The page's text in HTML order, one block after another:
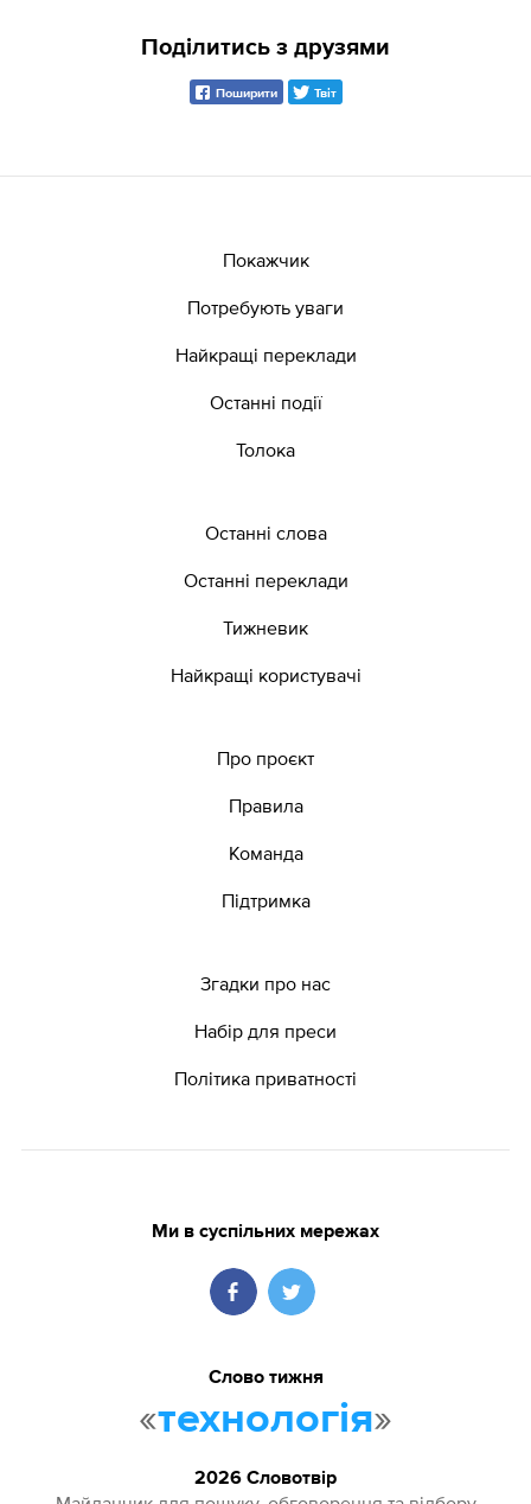
Поділитись з друзями
Поширити Твіт
Покажчик
Потребують уваги
Найкращі переклади
Останні події
Толока
Останні слова
Останні переклади
Тижневик
Найкращі користувачі
Про проєкт
Правила
Команда
Підтримка
Згадки про нас
Набір для преси
Політика приватності
Ми в суспільних мережах
Слово тижня
«технологія»
2026 Словотвір